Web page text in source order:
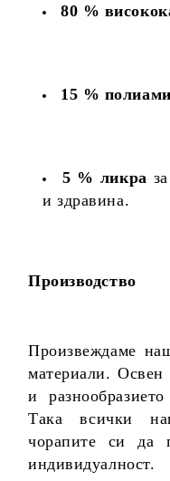
80 %
15 %
5 % ликра
и здравина.
Производство
Произвеждаме
материали. Освен
и
Така всички
чорапите си да
индивидуалност.